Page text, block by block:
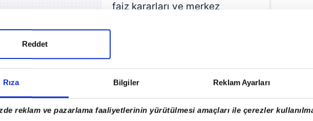
Rıza Bilgiler Reklam Ayarları
reklam ve pazarlama faaliyetlerinin yürütülmesi amaçları ile çerezler
Reddet
faiz kararları ve merkez
şekillendiren başlıca unsurlar
arasında yer aldı.
ABD'nin İran limanlarına